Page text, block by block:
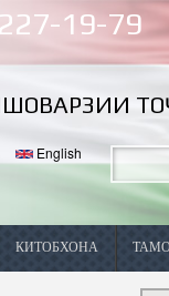
227-19-
English
КИТОБХОНА